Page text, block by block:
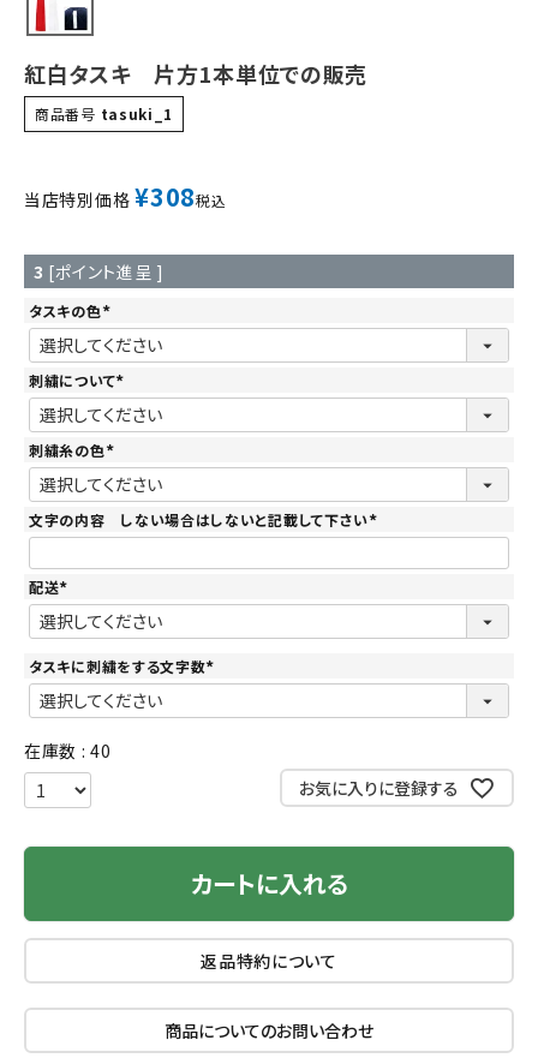
紅白タスキ 片方1本単位での販売
商品番号 tasuki_1
当店特別価格 ¥308税込
3 [ポイント進呈 ]
タスキの色
(
必
須
)
刺繍について
(
必
須
)
刺繍糸の色
(
必
須
)
文字の内容 しない場合はしないと記載して下さい
(
須
配送
(
必
須
)
タスキに刺繍をする文字数
(
)
在庫数
40
お気に入りに登録する
カートに入れる
返品特約について
商品についてのお問い合わせ